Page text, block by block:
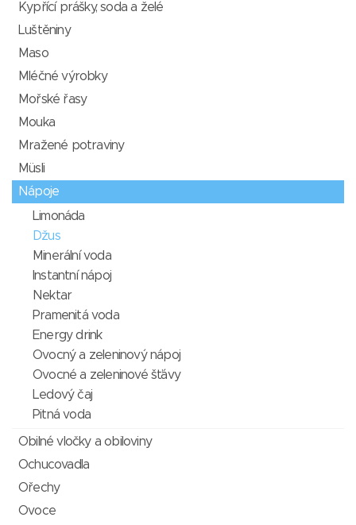
Kypřící prášky, soda a želé
Luštěniny
Maso
Mléčné výrobky
Mořské řasy
Mouka
Mražené potraviny
Müsli
Nápoje
Limonáda
Džus
Minerální voda
Instantní nápoj
Nektar
Pramenitá voda
Energy drink
Ovocný a zeleninový nápoj
Ovocné a zeleninové šťávy
Ledový čaj
Pitná voda
Obilné vločky a obiloviny
Ochucovadla
Ořechy
Ovoce